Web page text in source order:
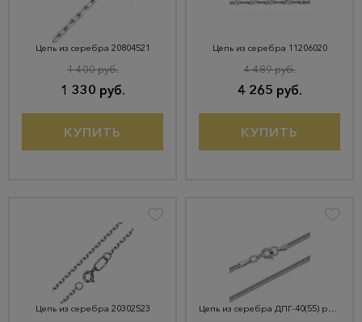
Цепь из серебра 20804521
1 330 руб.
1 400 руб.
КУПИТЬ
Цепь из серебра 11206020
4 265 руб.
4 489 руб.
КУПИТЬ
Цепь из серебра 20302523 Цепь из серебра ДПГ-40(55) родий